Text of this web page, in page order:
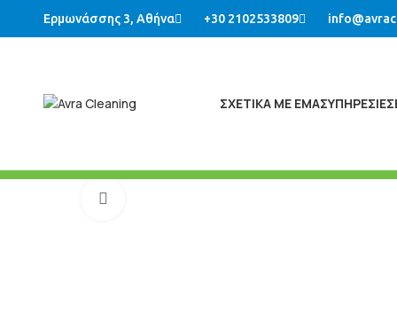
Ερμωνάσσης 3, Αθήνα +30 2102533809
ΣΧΕΤΙΚΑ ΜΕ ΕΜΑΣΥΠΗΡΕΣΙΕΣ